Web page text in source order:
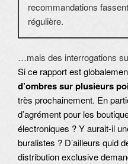
recommandations
régulière.
…mais des interrogations
Si ce rapport est
d’ombres sur plusieurs
très prochainement. En
d’agrément pour les
électroniques ? Y aurait-il
buralistes ? D’ailleurs quid
distribution exclusive